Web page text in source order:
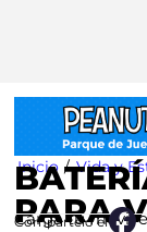
Inicio / Vida y
PARA
Carga tu móvil
Compártelo en: